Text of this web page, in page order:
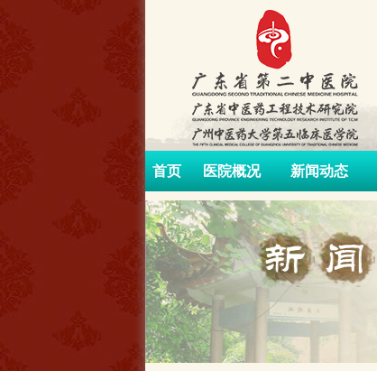
首页 医院概况 新闻动态